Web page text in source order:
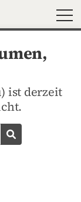
ist derzeit
Todesanzeige